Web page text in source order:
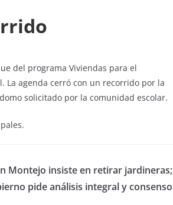
del programa Viviendas para el
La agenda cerró con un recorrido por la
solicitado por la comunidad escolar.
Montejo insiste en retirar jardineras;
pide análisis integral y consenso